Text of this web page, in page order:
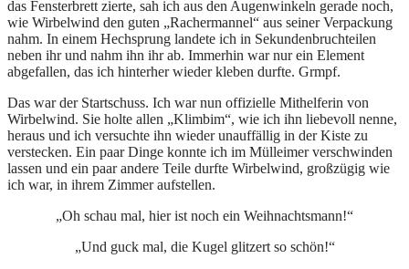
das Fensterbrett zierte, sah ich aus den Augenwinkeln gerade noch,
wie Wirbelwind den guten „Rachermannel“ aus seiner Verpackung
nahm. In einem Hechsprung landete ich in Sekundenbruchteilen
neben ihr und nahm ihn ihr ab. Immerhin war nur ein Element
abgefallen, das ich hinterher wieder kleben durfte. Grmpf.
Das war der Startschuss. Ich war nun offizielle Mithelferin von
Wirbelwind. Sie holte allen „Klimbim“, wie ich ihn liebevoll nenne,
heraus und ich versuchte ihn wieder unauffällig in der Kiste zu
verstecken. Ein paar Dinge konnte ich im Mülleimer verschwinden
lassen und ein paar andere Teile durfte Wirbelwind, großzügig wie
ich war, in ihrem Zimmer aufstellen.
„Oh schau mal, hier ist noch ein Weihnachtsmann!“
„Und guck mal, die Kugel glitzert so schön!“